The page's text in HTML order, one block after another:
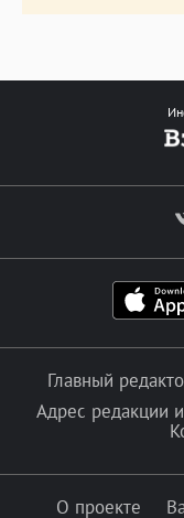
Главный
Адрес редакции
О проекте